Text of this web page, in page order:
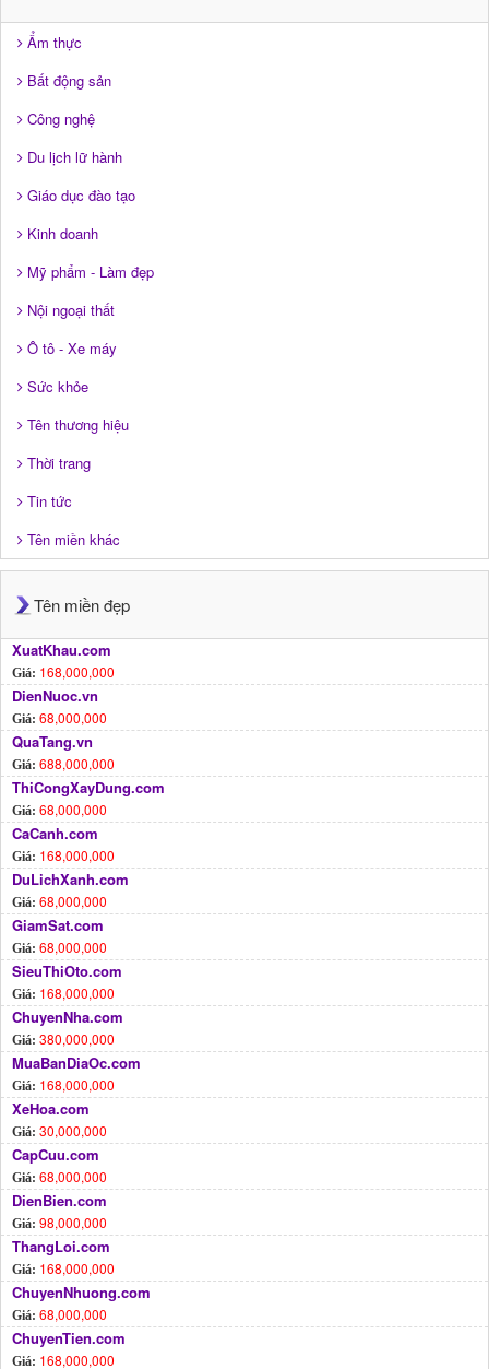
Ẩm thực
Bất động sản
Công nghệ
Du lịch lữ hành
Giáo dục đào tạo
Kinh doanh
Mỹ phẩm - Làm đẹp
Nội ngoại thất
Ô tô - Xe máy
Sức khỏe
Tên thương hiệu
Thời trang
Tin tức
Tên miền khác
Tên miền đẹp
XuatKhau.com
Giá: 168,000,000
DienNuoc.vn
Giá: 68,000,000
QuaTang.vn
Giá: 688,000,000
ThiCongXayDung.com
Giá: 68,000,000
CaCanh.com
Giá: 168,000,000
DuLichXanh.com
Giá: 68,000,000
GiamSat.com
Giá: 68,000,000
SieuThiOto.com
Giá: 168,000,000
ChuyenNha.com
Giá: 380,000,000
MuaBanDiaOc.com
Giá: 168,000,000
XeHoa.com
Giá: 30,000,000
CapCuu.com
Giá: 68,000,000
DienBien.com
Giá: 98,000,000
ThangLoi.com
Giá: 168,000,000
ChuyenNhuong.com
Giá: 68,000,000
ChuyenTien.com
Giá: 168,000,000